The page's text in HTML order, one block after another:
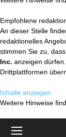
Empfohlene
An dieser Stelle
redaktionelles
stimmen Sie zu,
Inc. anzeigen
Drittplattformen
Inhalte anzeigen
Weitere Hinweise